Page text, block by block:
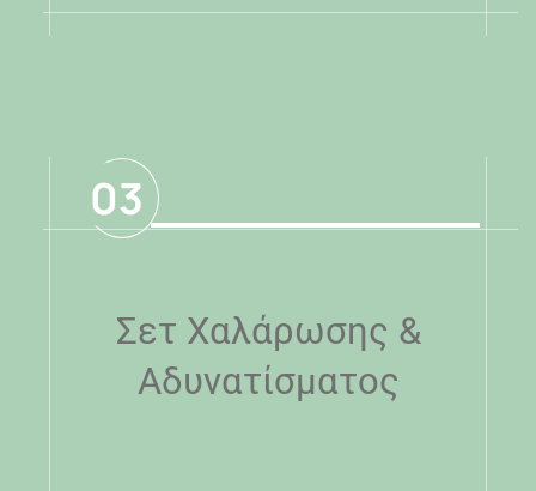
.
03
Σετ Χαλάρωσης &
Αδυνατίσματος